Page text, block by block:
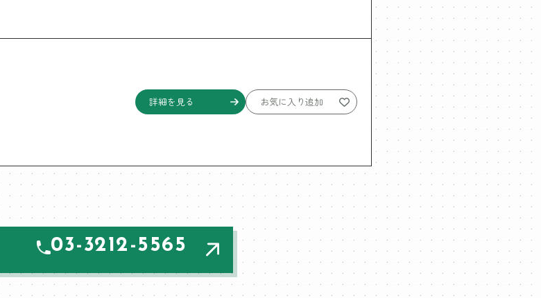
詳細を見る お気に入り追加
03-3212-5565